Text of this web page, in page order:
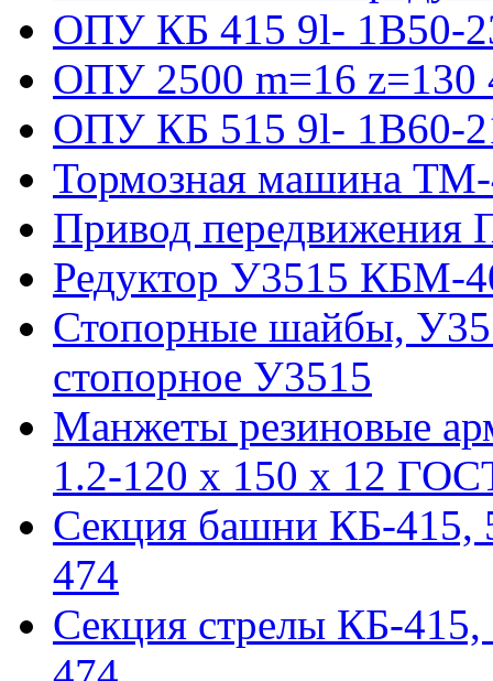
ОПУ КБ 415 9l- 1B50-
ОПУ 2500 m=16 z=130
ОПУ КБ 515 9l- 1B60-
Тормозная машина
Привод передвижения
Редуктор У3515 КБМ-
Стопорные шайбы,
стопорное У3515
Манжеты резиновые
1.2-120 x 150 x 12
Секция башни КБ-415,
474
Секция стрелы КБ-